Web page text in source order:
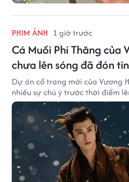
PHIM ẢNH 1 giờ trước
Cá Muối Phi Thăng của
chưa lên sóng đã đón
Dự án cổ trang mới của Vương
nhiều sự chú ý trước thời điểm